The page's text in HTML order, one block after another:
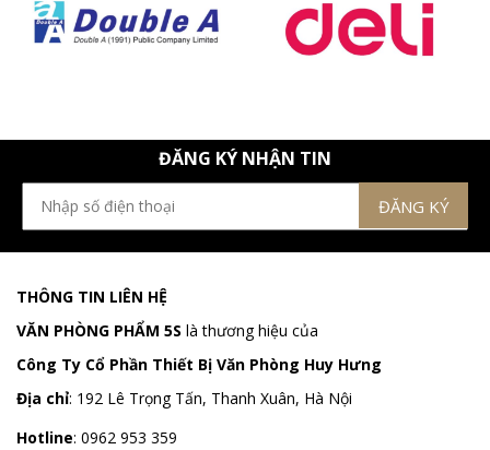
ĐĂNG KÝ NHẬN TIN
THÔNG TIN LIÊN HỆ
VĂN PHÒNG PHẨM 5S là thương hiệu của
Công Ty Cổ Phần Thiết Bị Văn Phòng Huy Hưng
Địa chỉ: 192 Lê Trọng Tấn, Thanh Xuân, Hà Nội
Hotline: 0962 953 359